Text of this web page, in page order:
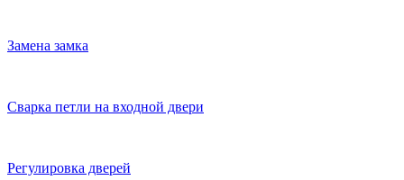
Замена замка
Сварка петли на входной двери
Регулировка дверей